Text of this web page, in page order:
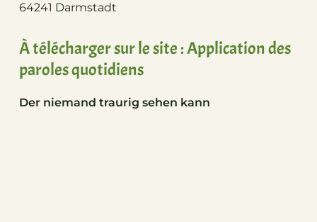
64241 Darmstadt
À télécharger sur le site : Application des
paroles quotidiens
Der niemand traurig sehen kann